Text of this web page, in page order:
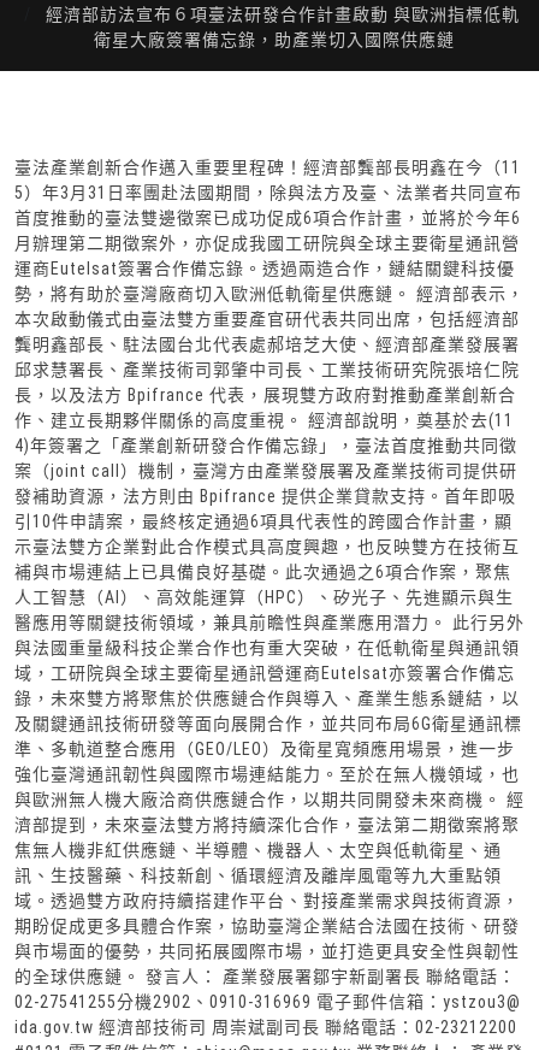
經濟部訪法宣布６項臺法研發合作計畫啟動 與歐洲指標低軌
衛星大廠簽署備忘錄，助產業切入國際供應鏈
臺法產業創新合作邁入重要里程碑！經濟部龔部長明鑫在今（11
5）年3月31日率團赴法國期間，除與法方及臺、法業者共同宣布
首度推動的臺法雙邊徵案已成功促成6項合作計畫，並將於今年6
月辦理第二期徵案外，亦促成我國工研院與全球主要衛星通訊營
運商Eutelsat簽署合作備忘錄。透過兩造合作，鏈結關鍵科技優
勢，將有助於臺灣廠商切入歐洲低軌衛星供應鏈。 經濟部表示，
本次啟動儀式由臺法雙方重要產官研代表共同出席，包括經濟部
龔明鑫部長、駐法國台北代表處郝培芝大使、經濟部產業發展署
邱求慧署長、產業技術司郭肇中司長、工業技術研究院張培仁院
長，以及法方 Bpifrance 代表，展現雙方政府對推動產業創新合
作、建立長期夥伴關係的高度重視。 經濟部說明，奠基於去(11
4)年簽署之「產業創新研發合作備忘錄」，臺法首度推動共同徵
案（joint call）機制，臺灣方由產業發展署及產業技術司提供研
發補助資源，法方則由 Bpifrance 提供企業貸款支持。首年即吸
引10件申請案，最終核定通過6項具代表性的跨國合作計畫，顯
示臺法雙方企業對此合作模式具高度興趣，也反映雙方在技術互
補與市場連結上已具備良好基礎。此次通過之6項合作案，聚焦
人工智慧（AI）、高效能運算（HPC）、矽光子、先進顯示與生
醫應用等關鍵技術領域，兼具前瞻性與產業應用潛力。 此行另外
與法國重量級科技企業合作也有重大突破，在低軌衛星與通訊領
域，工研院與全球主要衛星通訊營運商Eutelsat亦簽署合作備忘
錄，未來雙方將聚焦於供應鏈合作與導入、產業生態系鏈結，以
及關鍵通訊技術研發等面向展開合作，並共同布局6G衛星通訊標
準、多軌道整合應用（GEO/LEO）及衛星寬頻應用場景，進一步
強化臺灣通訊韌性與國際市場連結能力。至於在無人機領域，也
與歐洲無人機大廠洽商供應鏈合作，以期共同開發未來商機。 經
濟部提到，未來臺法雙方將持續深化合作，臺法第二期徵案將聚
焦無人機非紅供應鏈、半導體、機器人、太空與低軌衛星、通
訊、生技醫藥、科技新創、循環經濟及離岸風電等九大重點領
域。透過雙方政府持續搭建作平台、對接產業需求與技術資源，
期盼促成更多具體合作案，協助臺灣企業結合法國在技術、研發
與市場面的優勢，共同拓展國際市場，並打造更具安全性與韌性
的全球供應鏈。 發言人： 產業發展署鄒宇新副署長 聯絡電話：
02-27541255分機2902、0910-316969 電子郵件信箱：ystzou3@
ida.gov.tw 經濟部技術司 周崇斌副司長 聯絡電話：02-23212200